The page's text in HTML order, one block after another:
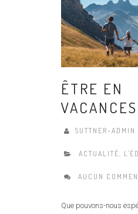
ÊTRE EN
VACANCES
SUTTNER-ADMIN
ACTUALITÉ,
AUCUN
Que pouvons-nous